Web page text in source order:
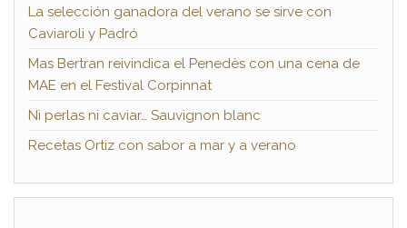
La selección ganadora del verano se sirve con
Caviaroli y Padró
Mas Bertran reivindica el Penedès con una cena de
MAE en el Festival Corpinnat
Ni perlas ni caviar… Sauvignon blanc
Recetas Ortiz con sabor a mar y a verano